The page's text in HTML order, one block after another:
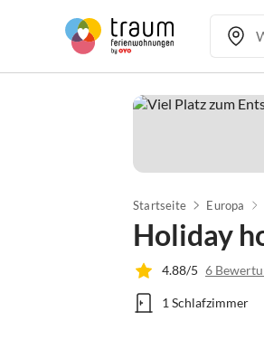
Startseite Europa
Holiday
4.88/5 6
1 Schlafzimmer